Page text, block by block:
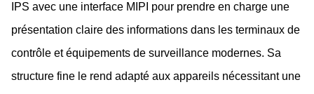
IPS avec une interface MIPI pour prendre en charge une
présentation claire des informations dans les terminaux de
contrôle et équipements de surveillance modernes. Sa
structure fine le rend adapté aux appareils nécessitant une